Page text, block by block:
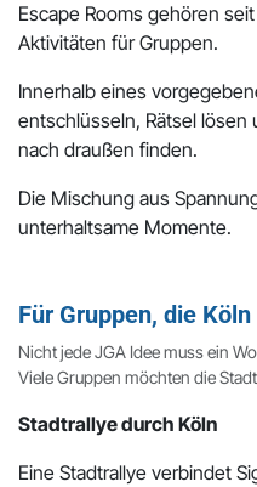
Escape Rooms gehören
Aktivitäten für Gruppen.
Innerhalb eines
entschlüsseln, Rätsel
nach draußen finden.
Die Mischung aus
unterhaltsame Momente.
Für Gruppen, die
Nicht jede JGA Idee muss ein
Viele Gruppen möchten die
Stadtrallye durch Köln
Eine Stadtrallye verbindet